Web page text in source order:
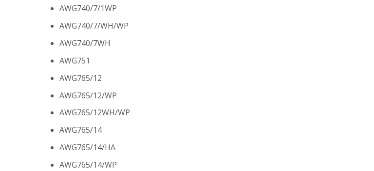
AWG740/7/1WP
AWG740/7/WH/WP
AWG740/7WH
AWG751
AWG765/12
AWG765/12/WP
AWG765/12WH/WP
AWG765/14
AWG765/14/HA
AWG765/14/WP